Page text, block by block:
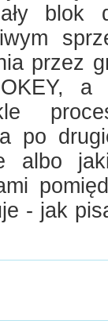
blok
przez
po
albo
- jak